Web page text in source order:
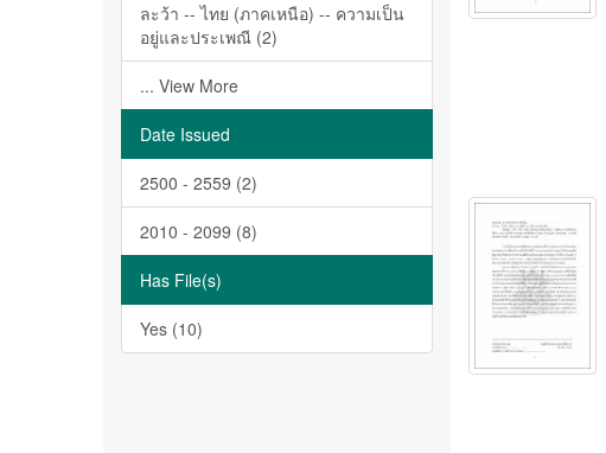
ละว้า -- ไทย (ภาคเหนือ) -- ความเป็น
อยู่และประเพณี (2)
... View More
Date Issued
2500 - 2559 (2)
2010 - 2099 (8)
Has File(s)
Yes (10)